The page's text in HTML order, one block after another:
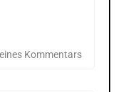
Kommentars